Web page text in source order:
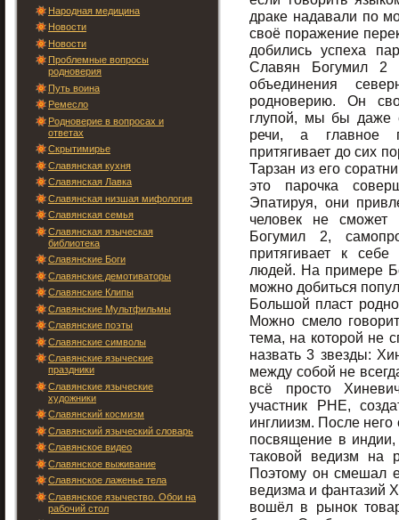
Народная медицина
Новости
Новости
Проблемные вопросы
родноверия
Путь воина
Ремесло
Родноверие в вопросах и
ответах
Скрытимирье
Славянская кухня
Славянская Лавка
Славянская низшая мифология
Славянская семья
Славянская языческая
библиотека
Славянские Боги
Славянские демотиваторы
Славянские Клипы
Славянские Мультфильмы
Славянские поэты
Славянские символы
Славянские языческие
праздники
Славянские языческие
художники
Славянский космизм
Славянский языческий словарь
Славянское видео
Славянское выживание
Славянское лаженье тела
Славянское язычество. Обои на
рабочий стол
драке надавали по
своё поражение
добились успеха
Славян Богумил 2
объединения
родноверию. Он
глупой, мы бы даже
речи, а главное
притягивает до сих
Тарзан из его
это парочка
Эпатируя, они
человек не сможет
Богумил 2,
притягивает к
людей. На примере
можно добиться
Большой пласт
Можно смело
тема, на которой не
назвать 3 звезды:
между собой не
всё просто
участник РНЕ,
инглиизм. После
посвящение в
таковой ведизм на
Поэтому он смешал
ведизма и фантазий
вошёл в рынок